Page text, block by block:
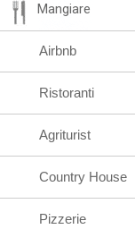
Mangiare
Airbnb
Ristoranti
Agriturist
Country House
Pizzerie